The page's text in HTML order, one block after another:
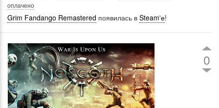
оплачено
Grim Fandango Remastered появилась в Steam'е!
0